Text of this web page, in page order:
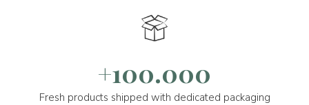
+100.000
Fresh products shipped with dedicated packaging